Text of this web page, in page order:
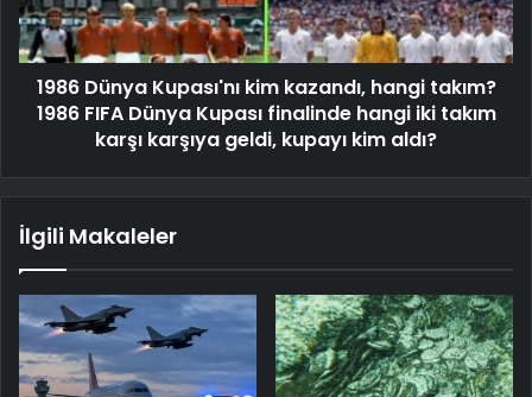
1986 Dünya Kupası'nı kim kazandı, hangi takım?
1986 FIFA Dünya Kupası finalinde hangi iki takım
karşı karşıya geldi, kupayı kim aldı?
İlgili Makaleler